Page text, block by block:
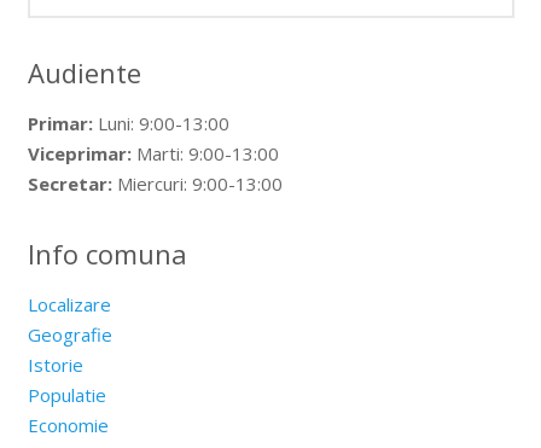
Audiente
Primar:Luni: 9:00-13:00
Viceprimar:Marti: 9:00-13:00
Secretar:Miercuri: 9:00-13:00
Info comuna
Localizare
Geografie
Istorie
Populatie
Economie